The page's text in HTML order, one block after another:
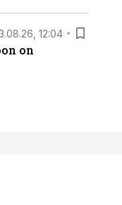
12:04
on